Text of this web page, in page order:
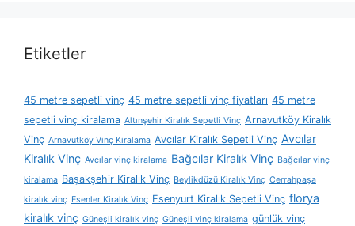
Etiketler
45 metre sepetli vinç 45 metre sepetli vinç fiyatları 45 metre
sepetli vinç kiralama Altınşehir Kiralık Sepetli Vinç Arnavutköy Kiralık
Vinç Arnavutköy Vinç Kiralama Avcılar Kiralık Sepetli Vinç Avcılar
Kiralık Vinç Avcılar vinç kiralama Bağcılar Kiralık Vinç Bağcılar vinç
kiralama Başakşehir Kiralık Vinç Beylikdüzü Kiralık Vinç Cerrahpaşa
kiralık vinç Esenler Kiralık Vinç Esenyurt Kiralık Sepetli Vinç florya
kiralık vinç Güneşli kiralık vinç Güneşli vinç kiralama günlük vinç